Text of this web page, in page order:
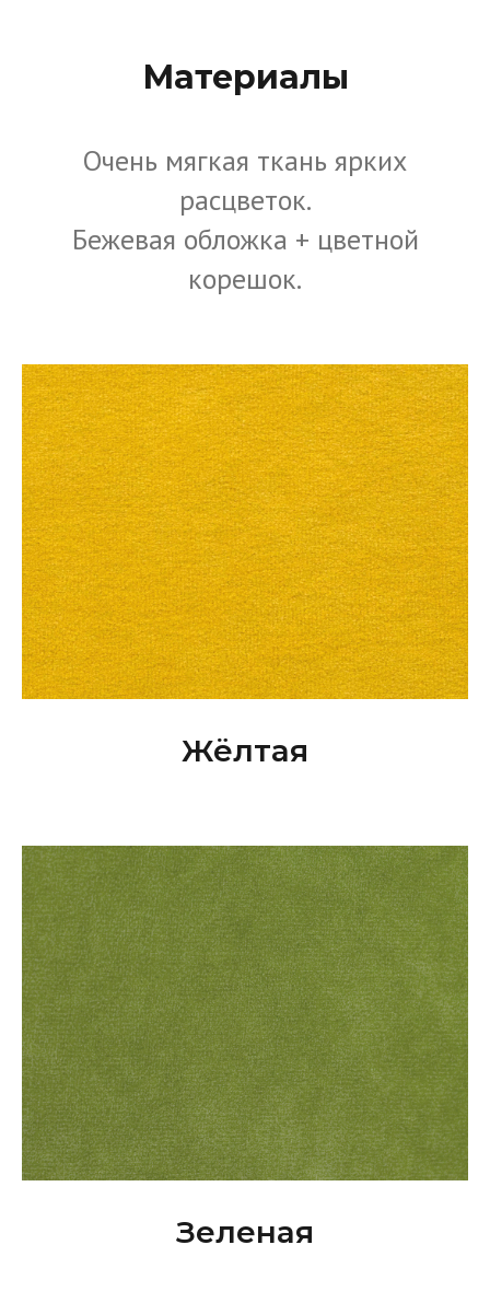
Материалы
Очень мягкая ткань ярких
расцветок.
Бежевая обложка + цветной
корешок.
Жёлтая
Зеленая